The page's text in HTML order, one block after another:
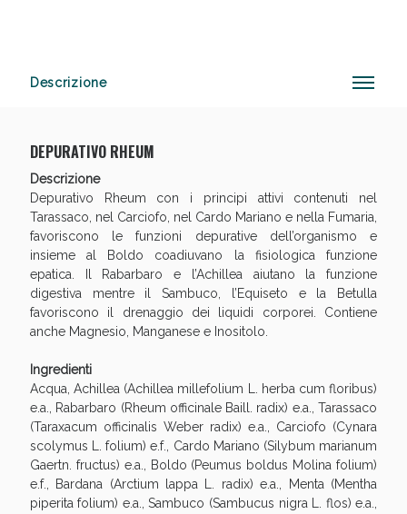
Descrizione
DEPURATIVO RHEUM
Descrizione
Depurativo Rheum con i principi attivi contenuti nel
Tarassaco, nel Carciofo, nel Cardo Mariano e nella Fumaria,
favoriscono le funzioni depurative dell’organismo e
insieme al Boldo coadiuvano la fisiologica funzione
epatica. Il Rabarbaro e l’Achillea aiutano la funzione
digestiva mentre il Sambuco, l’Equiseto e la Betulla
favoriscono il drenaggio dei liquidi corporei. Contiene
anche Magnesio, Manganese e Inositolo.
Ingredienti
Acqua, Achillea (Achillea millefolium L. herba cum floribus)
e.a., Rabarbaro (Rheum officinale Baill. radix) e.a., Tarassaco
(Taraxacum officinalis Weber radix) e.a., Carciofo (Cynara
scolymus L. folium) e.f., Cardo Mariano (Silybum marianum
Gaertn. fructus) e.a., Boldo (Peumus boldus Molina folium)
e.f., Bardana (Arctium lappa L. radix) e.a., Menta (Mentha
piperita folium) e.a., Sambuco (Sambucus nigra L. flos) e.a.,
Benessere Intestinale: Sconto fino al 55% valido
oggi!